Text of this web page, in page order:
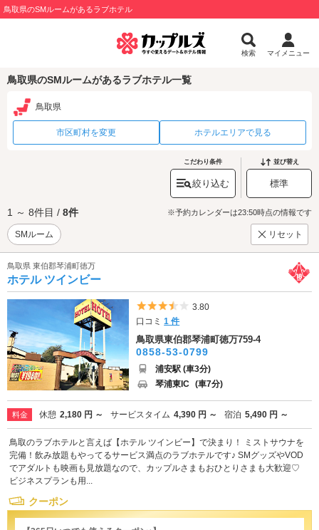
鳥取県のSMルームがあるラブホテル
検索 マイメニュー
鳥取県のSMルームがあるラブホテル一覧
鳥取県
市区町村を変更 ホテルエリアで見る
こだわり条件
絞り込む
並び替え
標準
1 ～ 8件目 / 8件 ※予約カレンダーは23:50時点の情報です
SMルーム リセット
鳥取県 東伯郡琴浦町徳万
ホテル ツインビー
5つ星のうち3.5
3.80
口コミ1 件
鳥取県東伯郡琴浦町徳万759-4
0858-53-0799
浦安駅 (車3分)
琴浦東IC (車7分)
料金 休憩 2,180 円 ～ サービスタイム 4,390 円 ～ 宿泊 5,490 円 ～
鳥取のラブホテルと言えば【ホテル ツインビー】で決まり！ ミストサウナを
完備！飲み放題もやってるサービス満点のラブホテルです♪ SMグッズやVOD
でアダルトも映画も見放題なので、カップルさまもおひとりさまも大歓迎♡
ビジネスプランも用...
クーポン